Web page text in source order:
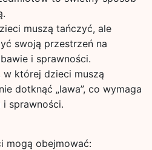
muszą tańczyć, ale
swoją przestrzeń na
i sprawności.
której dzieci muszą
dotknąć „lawa”, co wymaga
sprawności.
mogą obejmować: